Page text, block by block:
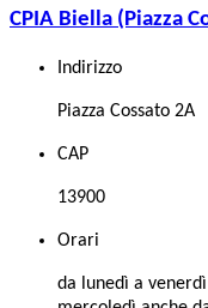
CPIA Biella (Piazza
Indirizzo
Piazza Cossato 2A
CAP
13900
Orari
da lunedì a